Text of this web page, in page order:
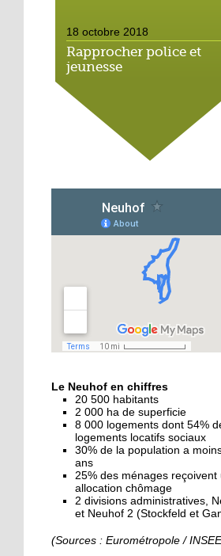
18 octobre 2018
Rapprocher police et
jeunesse
18 octobre 2018
Un jardin face aux
obstacles
Jouer à Fifa à la
médiathèque
16 octobre 2018
«Chacun me propose un
autofinancement là, ce
qui vous vient !»
16 octobre 2018
ciel ouvert »
16 octobre 2018
Un vécu de poids
15 octobre 2018
Difracto : devenir un
avec Django
Le Neuhof en chiffres
20 500 habitants
2 000 ha de superficie
8 000 logements dont 54%
logements locatifs sociaux
30% de la population a
ans
25% des ménages reçoivent
allocation chômage
2 divisions administratives,
et Neuhof 2 (Stockfeld et
(Sources : Eurométropole /